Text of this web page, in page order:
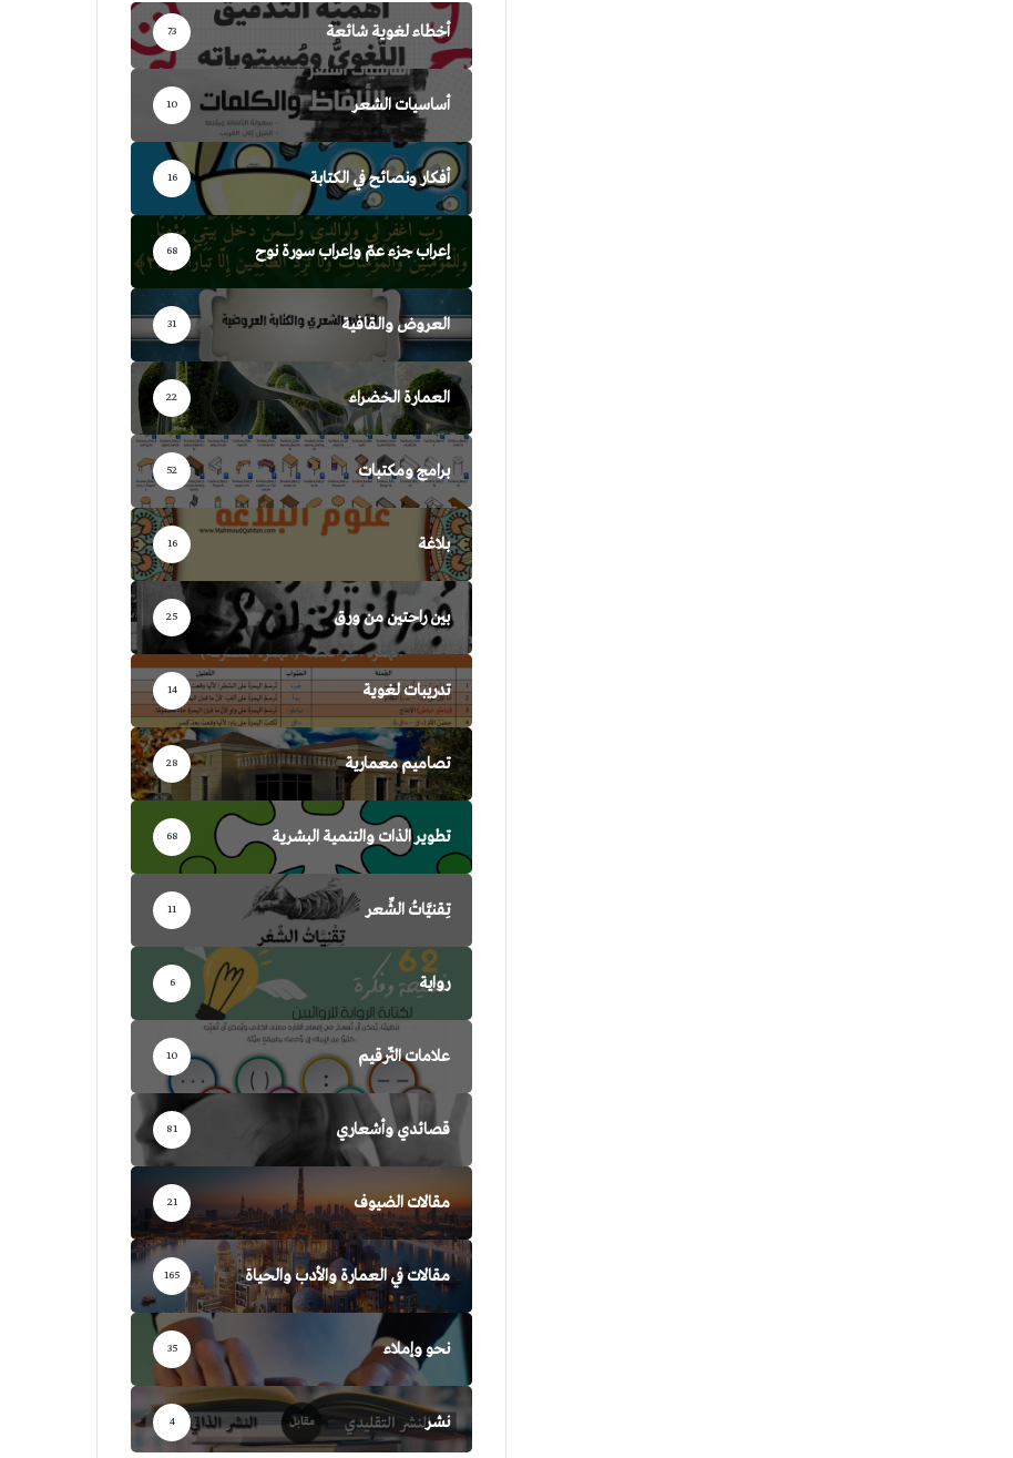
أخطاء لغوية شائعة 73
أساسيات الشعر 10
أفكار ونصائح في الكتابة 16
إعراب جزء عمّ وإعراب سورة نوح 68
العروض والقافية 31
العمارة الخضراء 22
برامج ومكتبات 52
بلاغة 16
بين راحتين من ورق 25
تدريبات لغوية 14
تصاميم معمارية 28
تطوير الذات والتنمية البشرية 68
تِقنيَّاتُ الشِّعر 11
رواية 6
علامات التّرقيم 10
قصائدي وأشعاري 81
مقالات الضيوف 21
مقالات في العمارة والأدب والحياة 165
نحو وإملاء 35
نشر 4